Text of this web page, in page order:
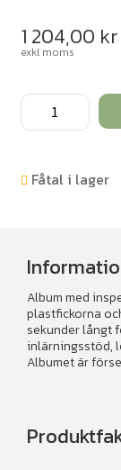
1 204,00 kr
exkl moms
Talande
fotoalbum
Fåtal i lager
Album med
plastfickorna
sekunder långt
inlärningsstöd,
Albumet är